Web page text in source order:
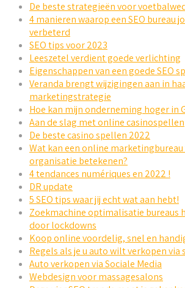
De beste strategieën voor
4 manieren waarop een SEO bureau
verbeterd
SEO tips voor 2023
Leeszetel verdient goede verlichting
Eigenschappen van een goede SEO
Veranda brengt wijzigingen aan in
marketingstrategie
Hoe kan mijn onderneming hoger in
Aan de slag met online casinospellen
De beste casino spellen 2022
Wat kan een online
organisatie betekenen?
4 tendances numériques en 2022 !
DR update
5 SEO tips waar jij echt wat aan hebt!
Zoekmachine optimalisatie bureaus
door lockdowns
Koop online voordelig, snel en
Regels als je u auto wilt verkopen via
Auto verkopen via Sociale Media
Webdesign voor massagesalons